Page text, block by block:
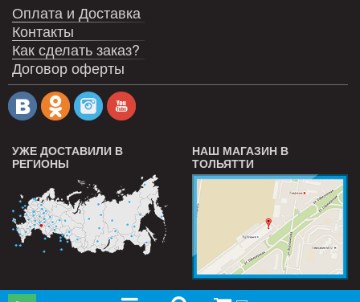
Оплата и Доставка
Контакты
Как сделать заказ?
Договор оферты
УЖЕ ДОСТАВИЛИ В
РЕГИОНЫ
НАШ МАГАЗИН В
ТОЛЬЯТТИ